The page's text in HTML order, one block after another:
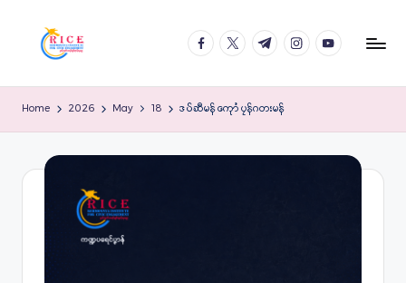
facebook.com
twitter.com
t.me instagram.com
youtube.com
Home 2026 May 18 ဒပ်ဆီမန် ကေုာံ ပၠန်ဂတးမန်